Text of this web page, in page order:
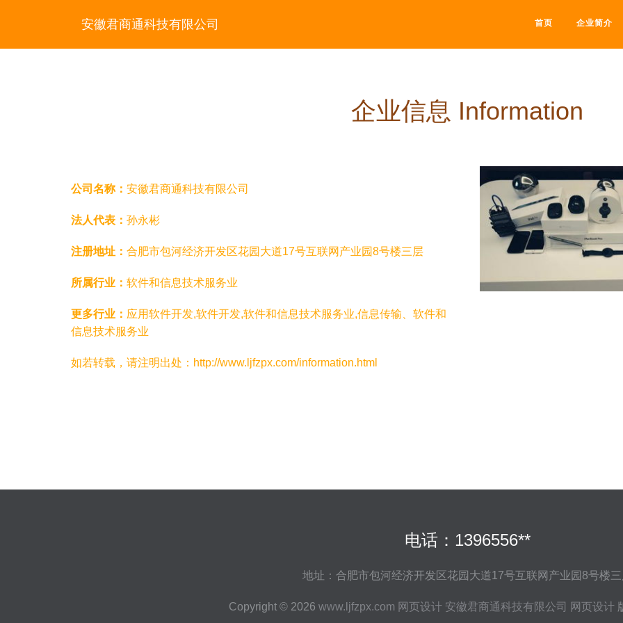
安徽君商通科技有限公司 首页 企业简介
企业信息 Information
公司名称： 安徽君商通科技有限公司
法人代表： 孙永彬
注册地址： 合肥市包河经济开发区花园大道17号互联网产业园8号楼三层
所属行业： 软件和信息技术服务业
更多行业： 应用软件开发,软件开发,软件和信息技术服务业,信息传输、软件和
信息技术服务业
如若转载，请注明出处：http://www.ljfzpx.com/information.html
电话：1396556**
地址：合肥市包河经济开发区花园大道17号互联网产业园8号楼三
Copyright © 2026 www.ljfzpx.com 网页设计 安徽君商通科技有限公司 网页设计